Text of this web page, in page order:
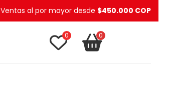
Ventas al por mayor desde $450.000 COP
0 0